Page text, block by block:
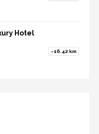
Hotel
~16.42 km